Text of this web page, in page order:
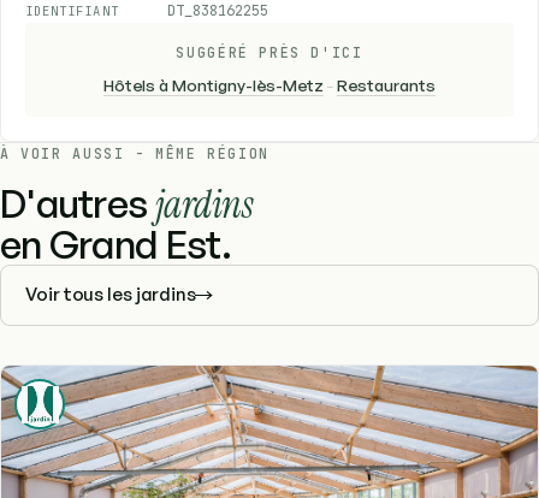
IDENTIFIANT DT_838162255
SUGGÉRÉ PRÈS D'ICI
Hôtels à Montigny-lès-Metz -Restaurants
À VOIR AUSSI - MÊME RÉGION
D'autresjardins
en Grand Est.
Voir tous les jardins